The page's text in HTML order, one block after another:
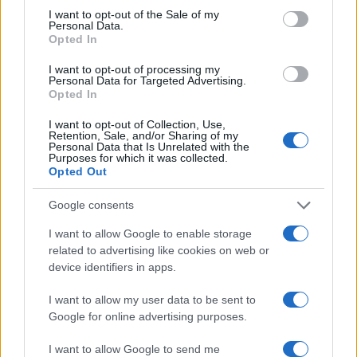
consent section.
I want to opt-out of the Sale of my
Personal Data.
Opted In
I want to opt-out of processing my
Personal Data for Targeted Advertising.
Opted In
I want to opt-out of Collection, Use,
Retention, Sale, and/or Sharing of my
Personal Data that Is Unrelated with the
Purposes for which it was collected.
Opted Out
Google consents
I want to allow Google to enable storage
related to advertising like cookies on web or
device identifiers in apps.
I want to allow my user data to be sent to
Google for online advertising purposes.
I want to allow Google to send me
“Sul filo del discorso”: sold out ad Olbia per il
reading su Atzeni
center di Tegge
Esce di strada con l’auto ad Arzachena: ferito il
conducente
Turiste si perdono a Tavolara: salvate dai vigili
del fuoco
Meteo Olbia 6 agosto, migliora il tempo in